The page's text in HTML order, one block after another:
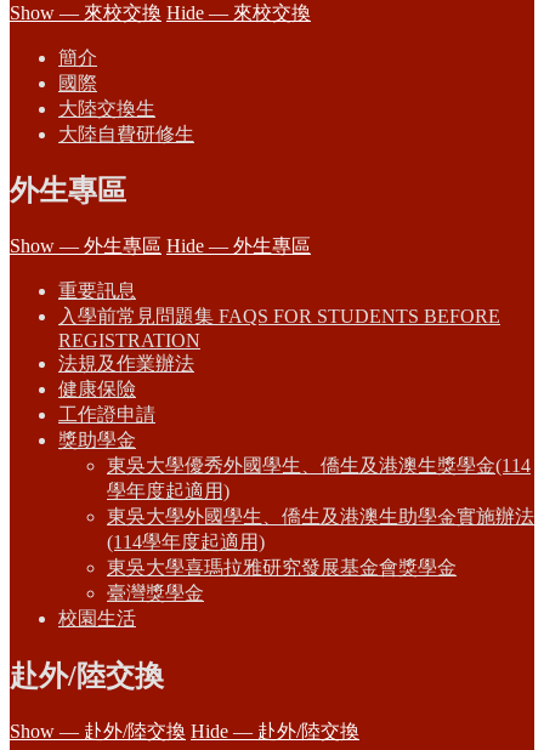
Show — 來校交換 Hide — 來校交換
簡介
國際
大陸交換生
大陸自費研修生
外生專區
Show — 外生專區 Hide — 外生專區
重要訊息
入學前常見問題集 FAQS FOR STUDENTS BEFORE
REGISTRATION
法規及作業辦法
健康保險
工作證申請
獎助學金
東吳大學優秀外國學生、僑生及港澳生獎學金(114
學年度起適用)
東吳大學外國學生、僑生及港澳生助學金實施辦法
(114學年度起適用)
東吳大學喜瑪拉雅研究發展基金會獎學金
臺灣獎學金
校園生活
赴外/陸交換
Show — 赴外/陸交換 Hide — 赴外/陸交換